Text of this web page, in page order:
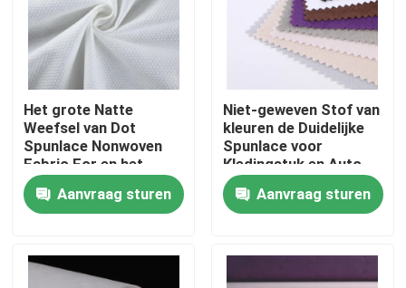
Thuis
Producten
Over ons
Het grote Natte
Weefsel van Dot
Spunlace Nonwoven
Fabric For en het
Schoonmaken vegen
af
Aanvraag sturen
Niet-geweven Stof van
kleuren de Duidelijke
Spunlace voor
Kledingstuk en Auto-
industrie
Aanvraag sturen